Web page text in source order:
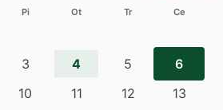
Pi Ot Tr Ce
3
4 5 6
10
11 12 13